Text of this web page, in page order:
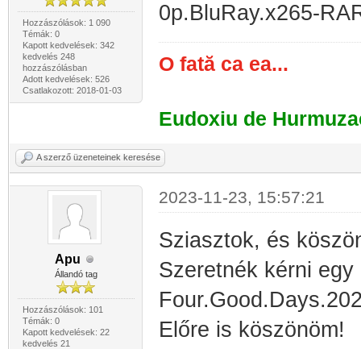
Hozzászólások: 1 090
Témák: 0
Kapott kedvelések: 342
kedvelés 248
hozzászólásban
Adott kedvelések: 526
Csatlakozott: 2018-01-03
0p.BluRay.x265-
O fată ca ea...
Eudoxiu de
A szerző üzeneteinek keresése
Apu
Állandó tag
Hozzászólások: 101
Témák: 0
Kapott kedvelések: 22
kedvelés 21
2023-11-23, 15:57:21
Sziasztok, és
Szeretnék kérni egy
Előre is köszönöm!